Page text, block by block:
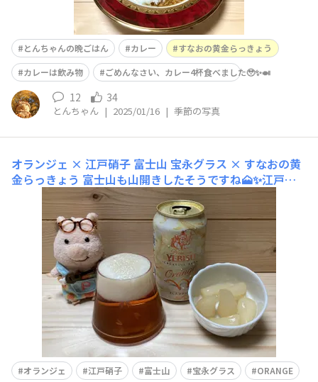
とんちゃんの晩ごはん カレー
すなおの黄金らっきょう
カレーは飲み物
ごめんなさい、カレー4杯食べました🥹✨🍛
12 34
とんちゃん | 2025/01/16 | 季節の写真
オランジェ × 江戸硝子 富士山 宝永グラス × すなおの黄
金らっきょう 富士山も山開きしたそうですね🗻✨江戸硝
子の「富士山 宝永グラス」でヱビスオランジェ🍊🍺✨お
つまみの、すなおの黄金らっきょう🧅✨大粒で美味しいで
す🤣7/4(木)20:00〜 楽天市場お買い物マラソンにあわせ
て、¥2700 → ¥1880 になります‼️✨(気になっておられた
のぴた様、お買い得です🉐✨
オランジェ 江戸硝子 富士山 宝永グラス
ORANGE